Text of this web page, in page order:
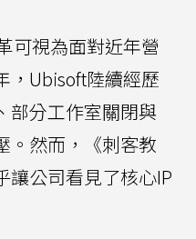
可視為面對近年營
，Ubisoft陸續經歷
部分工作室關閉與
。然而，《刺客教
讓公司看見了核心IP